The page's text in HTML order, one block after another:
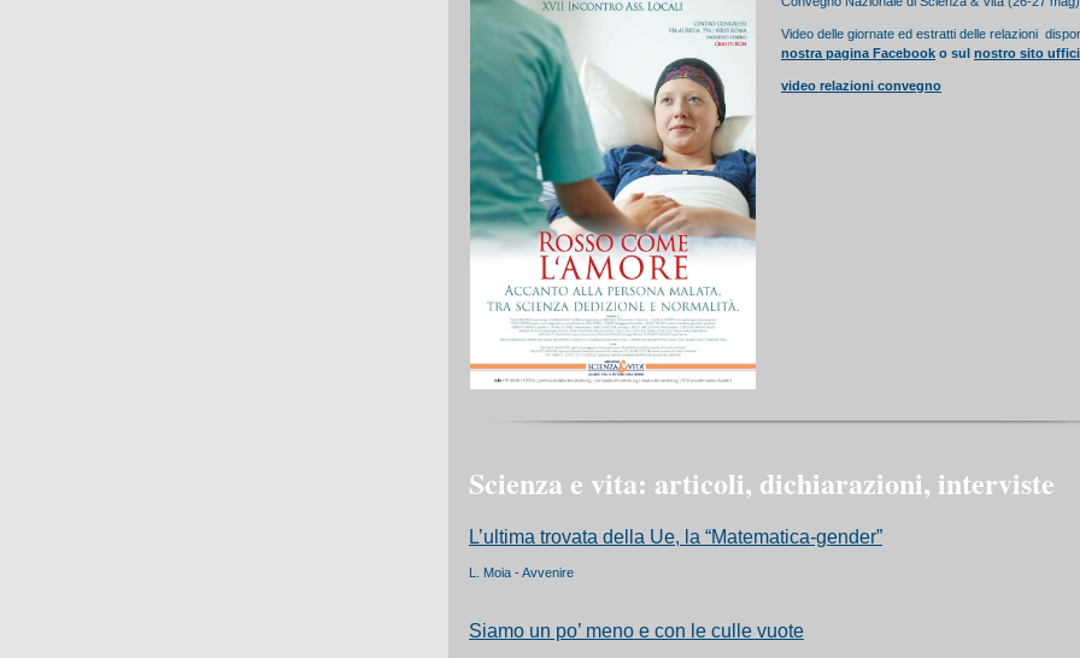
Video delle giornate ed estratti delle relazioni
nostra pagina Facebook o sul nostro sito
video relazioni convegno
Scienza e vita: articoli, dichiarazioni, interviste
L’ultima trovata della Ue, la “Matematica-gender”
L. Moia - Avvenire
Siamo un po’ meno e con le culle vuote